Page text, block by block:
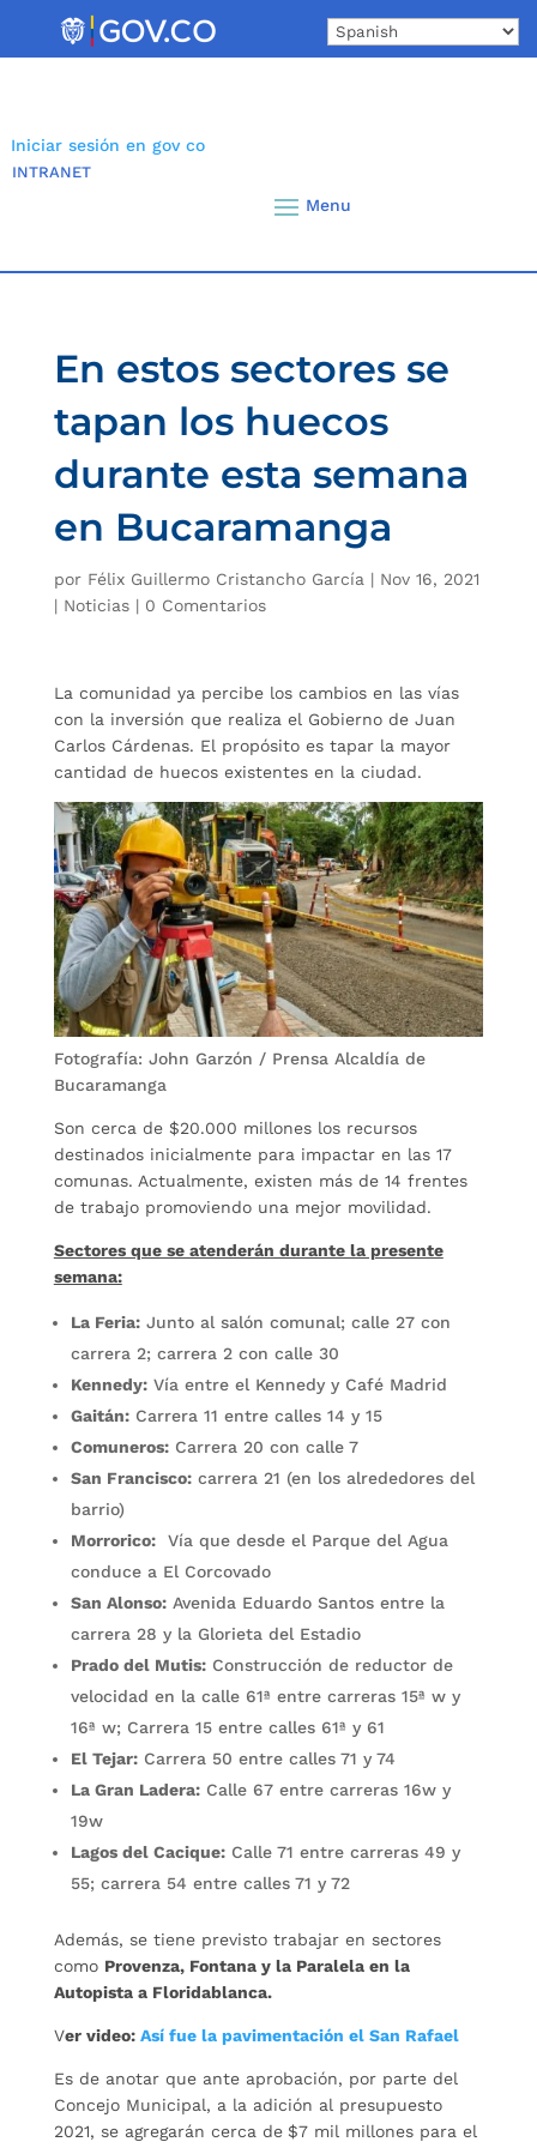
Iniciar sesión en gov co
INTRANET
En estos sectores se
tapan los huecos
durante esta semana
en Bucaramanga
por Félix Guillermo Cristancho García | Nov 16, 2021
| Noticias| 0 Comentarios
La comunidad ya percibe los cambios en las vías
con la inversión que realiza el Gobierno de Juan
Carlos Cárdenas. El propósito es tapar la mayor
cantidad de huecos existentes en la ciudad.
Fotografía: John Garzón / Prensa Alcaldía de
Bucaramanga
Son cerca de $20.000 millones los recursos
destinados inicialmente para impactar en las 17
comunas. Actualmente, existen más de 14 frentes
de trabajo promoviendo una mejor movilidad.
Sectores que se atenderán durante la presente
semana:
La Feria:Junto al salón comunal; calle 27 con
carrera 2; carrera 2 con calle 30
Kennedy:Vía entre el Kennedy y Café Madrid
Gaitán:Carrera 11 entre calles 14 y 15
Comuneros:Carrera 20 con calle 7
San Francisco:carrera 21 (en los alrededores del
barrio)
Morrorico:Vía que desde el Parque del Agua
conduce a El Corcovado
San Alonso:Avenida Eduardo Santos entre la
carrera 28 y la Glorieta del Estadio
Prado del Mutis:Construcción de reductor de
velocidad en la calle 61ª entre carreras 15ª w y
16ª w; Carrera 15 entre calles 61ª y 61
El Tejar:Carrera 50 entre calles 71 y 74
La Gran Ladera:Calle 67 entre carreras 16w y
19w
Lagos del Cacique:Calle 71 entre carreras 49 y
55; carrera 54 entre calles 71 y 72
Además, se tiene previsto trabajar en sectores
como Provenza, Fontana y la Paralela en la
Autopista a Floridablanca.
Ver video: Así fue la pavimentación el San Rafael
Es de anotar que ante aprobación, por parte del
Concejo Municipal, a la adición al presupuesto
2021, se agregarán cerca de $7 mil millones para el